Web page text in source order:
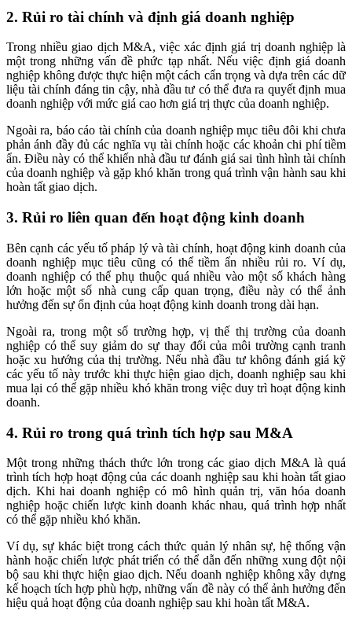
2. Rủi ro tài chính và định giá doanh nghiệp
Trong nhiều giao dịch M&A, việc xác định giá trị doanh nghiệp là
một trong những vấn đề phức tạp nhất. Nếu việc định giá doanh
nghiệp không được thực hiện một cách cẩn trọng và dựa trên các dữ
liệu tài chính đáng tin cậy, nhà đầu tư có thể đưa ra quyết định mua
doanh nghiệp với mức giá cao hơn giá trị thực của doanh nghiệp.
Ngoài ra, báo cáo tài chính của doanh nghiệp mục tiêu đôi khi chưa
phản ánh đầy đủ các nghĩa vụ tài chính hoặc các khoản chi phí tiềm
ẩn. Điều này có thể khiến nhà đầu tư đánh giá sai tình hình tài chính
của doanh nghiệp và gặp khó khăn trong quá trình vận hành sau khi
hoàn tất giao dịch.
3. Rủi ro liên quan đến hoạt động kinh doanh
Bên cạnh các yếu tố pháp lý và tài chính, hoạt động kinh doanh của
doanh nghiệp mục tiêu cũng có thể tiềm ẩn nhiều rủi ro. Ví dụ,
doanh nghiệp có thể phụ thuộc quá nhiều vào một số khách hàng
lớn hoặc một số nhà cung cấp quan trọng, điều này có thể ảnh
hưởng đến sự ổn định của hoạt động kinh doanh trong dài hạn.
Ngoài ra, trong một số trường hợp, vị thế thị trường của doanh
nghiệp có thể suy giảm do sự thay đổi của môi trường cạnh tranh
hoặc xu hướng của thị trường. Nếu nhà đầu tư không đánh giá kỹ
các yếu tố này trước khi thực hiện giao dịch, doanh nghiệp sau khi
mua lại có thể gặp nhiều khó khăn trong việc duy trì hoạt động kinh
doanh.
4. Rủi ro trong quá trình tích hợp sau M&A
Một trong những thách thức lớn trong các giao dịch M&A là quá
trình tích hợp hoạt động của các doanh nghiệp sau khi hoàn tất giao
dịch. Khi hai doanh nghiệp có mô hình quản trị, văn hóa doanh
nghiệp hoặc chiến lược kinh doanh khác nhau, quá trình hợp nhất
có thể gặp nhiều khó khăn.
Ví dụ, sự khác biệt trong cách thức quản lý nhân sự, hệ thống vận
hành hoặc chiến lược phát triển có thể dẫn đến những xung đột nội
bộ sau khi thực hiện giao dịch. Nếu doanh nghiệp không xây dựng
kế hoạch tích hợp phù hợp, những vấn đề này có thể ảnh hưởng đến
hiệu quả hoạt động của doanh nghiệp sau khi hoàn tất M&A.